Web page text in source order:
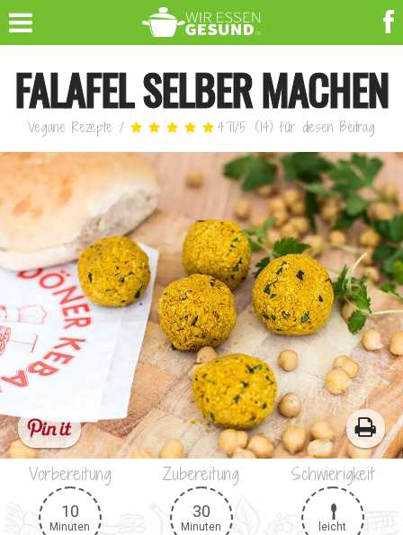
FALAFEL SELBER MACHEN
Vegane Rezepte / 4.71/5 (14) für diesen Beitrag
Vorbereitung
10
Minuten
Zubereitung
30
Minuten
Schwierigkeit
leicht